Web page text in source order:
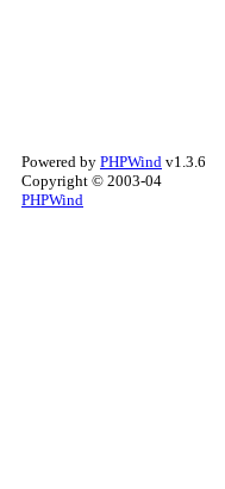
Powered by PHPWind v1.3.6
Copyright © 2003-04
PHPWind